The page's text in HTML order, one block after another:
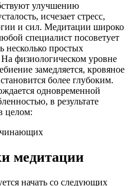
улучшению
исчезает стресс,
и сил. Медитации широко
специалист посоветует
несколько простых
физиологическом уровне
замедляется, кровяное
более глубоким.
одновременной
в результате
целом:
медитации
начать со следующих